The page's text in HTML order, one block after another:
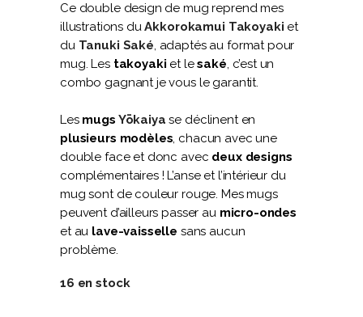
Ce double design de mug reprend mes
illustrations duAkkorokamui Takoyaki et
du Tanuki Saké, adaptés au format pour
mug. Les takoyaki et lesaké, c’est un
combo gagnant je vous le garantit.
Les mugs Yōkaiya se déclinent en
plusieurs modèles, chacun avec une
double face et donc avec deux designs
complémentaires ! L’anse et l’intérieur du
mug sont de couleur rouge. Mes mugs
peuvent d’ailleurs passer au micro-ondes
et au lave-vaisselle sans aucun
problème.
16 en stock